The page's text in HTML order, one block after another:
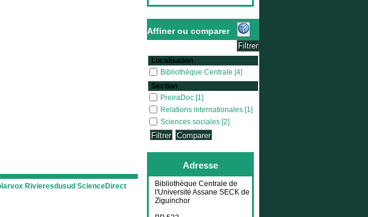
Rivieresdusud ScienceDirect
Affiner ou comparer
Localisation
Bibliothèque Centrale
Bibliothèque Centrale [4]
Section
PreiraDoc
PreiraDoc [1]
Relations internationales
Relations internationales [1]
Sciences sociales
Sciences sociales [2]
Adresse
Bibliothèque Centrale de
l'Université Assane SECK de
Ziguinchor